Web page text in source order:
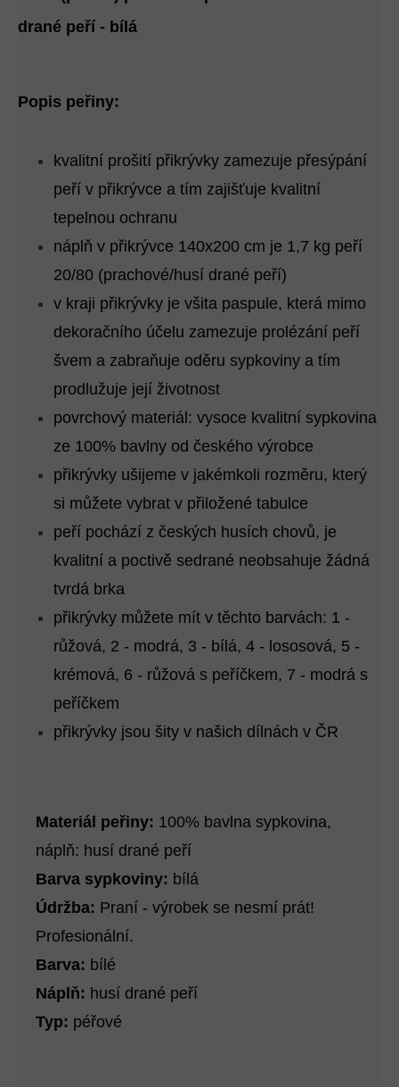
drané peří - bílá
Popis peřiny:
kvalitní prošití přikrývky zamezuje přesýpání
peří v přikrývce a tím zajišťuje kvalitní
tepelnou ochranu
náplň v přikrývce 140x200 cm je 1,7 kg peří
20/80 (prachové/husí drané peří)
v kraji přikrývky je všita paspule, která mimo
dekoračního účelu zamezuje prolézání peří
švem a zabraňuje oděru sypkoviny a tím
prodlužuje její životnost
povrchový materiál: vysoce kvalitní sypkovina
ze 100% bavlny od českého výrobce
přikrývky ušijeme v jakémkoli rozměru, který
si můžete vybrat v přiložené tabulce
peří pochází z českých husích chovů, je
kvalitní a poctivě sedrané neobsahuje žádná
tvrdá brka
přikrývky můžete mít v těchto barvách: 1 -
růžová, 2 - modrá, 3 - bílá, 4 - lososová, 5 -
krémová, 6 - růžová s peříčkem, 7 - modrá s
peříčkem
přikrývky jsou šity v našich dílnách v ČR
Materiál peřiny: 100% bavlna sypkovina,
náplň: husí drané peří
Barva sypkoviny: bílá
Údržba: Praní - výrobek se nesmí prát!
Profesionální.
Barva: bílé
Náplň: husí drané peří
Typ: péřové